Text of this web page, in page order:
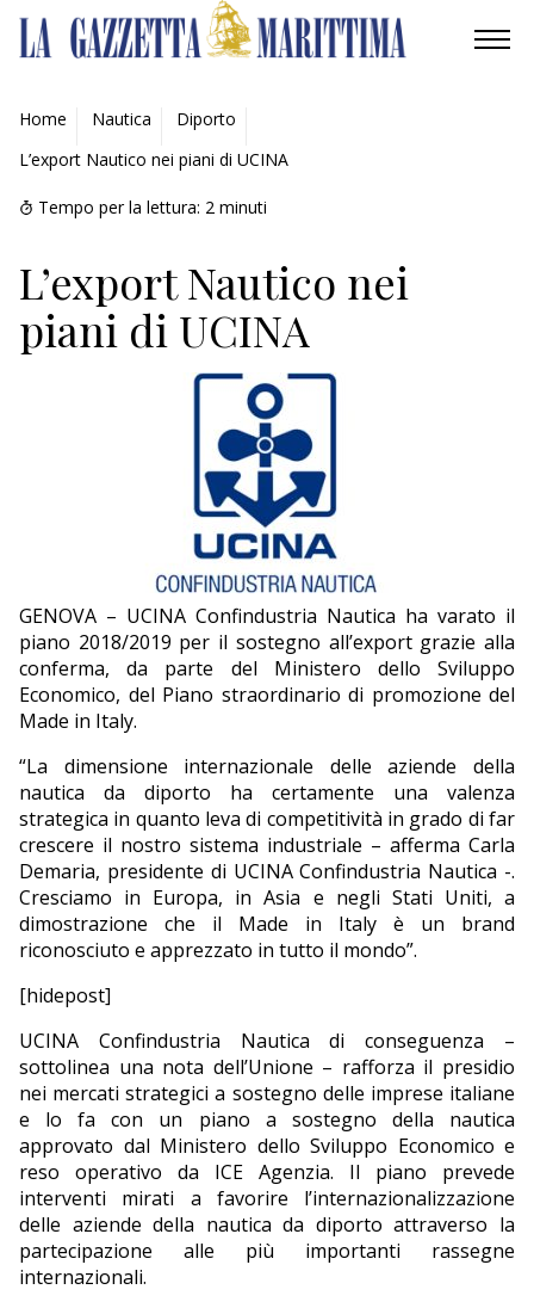
AMBIENTE
MOBILITÀ
INDUSTRIA
RICERCA
ECONOMIA
Home Nautica
Diporto
L’export Nautico nei piani di UCINA
Tempo per la lettura: 2 minuti
L’export Nautico nei
piani di UCINA
GENOVA – UCINA Confindustria Nautica ha varato il
piano 2018/2019 per il sostegno all’export grazie alla
conferma, da parte del Ministero dello Sviluppo
Economico, del Piano straordinario di promozione del
Made in Italy.
“La dimensione internazionale delle aziende della
nautica da diporto ha certamente una valenza
strategica in quanto leva di competitività in grado di far
crescere il nostro sistema industriale – afferma Carla
Demaria, presidente di UCINA Confindustria Nautica -.
Cresciamo in Europa, in Asia e negli Stati Uniti, a
dimostrazione che il Made in Italy è un brand
riconosciuto e apprezzato in tutto il mondo”.
[hidepost]
UCINA Confindustria Nautica di conseguenza –
sottolinea una nota dell’Unione – rafforza il presidio
nei mercati strategici a sostegno delle imprese italiane
e lo fa con un piano a sostegno della nautica
approvato dal Ministero dello Sviluppo Economico e
reso operativo da ICE Agenzia. Il piano prevede
interventi mirati a favorire l’internazionalizzazione
delle aziende della nautica da diporto attraverso la
partecipazione alle più importanti rassegne
internazionali.